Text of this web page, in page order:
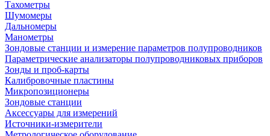
Тахометры
Шумомеры
Дальномеры
Манометры
Зондовые станции и измерение параметров полупроводников
Параметрические анализаторы полупроводниковых приборов
Зонды и проб-карты
Калибровочные пластины
Микропозиционеры
Зондовые станции
Аксессуары для измерений
Источники-измерители